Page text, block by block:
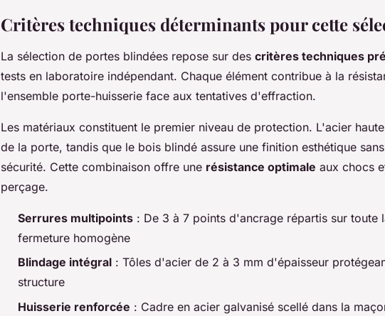
Critères techniques déterminants pour cette
La sélection de portes blindées repose sur des critères techniques
tests en laboratoire indépendant. Chaque élément contribue à la
l'ensemble porte-huisserie face aux tentatives d'effraction.
Les matériaux constituent le premier niveau de protection. L'acier
de la porte, tandis que le bois blindé assure une finition esthétique
sécurité. Cette combinaison offre une résistance optimale aux chocs
perçage.
Serrures multipoints : De 3 à 7 points d'ancrage répartis sur toute
fermeture homogène
Blindage intégral : Tôles d'acier de 2 à 3 mm d'épaisseur
structure
Huisserie renforcée : Cadre en acier galvanisé scellé dans la